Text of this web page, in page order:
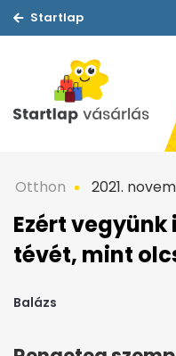
Startlap
Otthon 2021.
Ezért
tévét, mint
Balázs